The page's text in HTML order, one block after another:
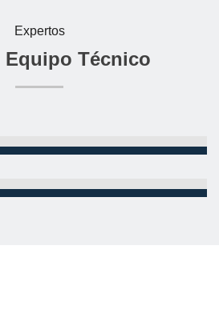
Expertos
Equipo Técnico